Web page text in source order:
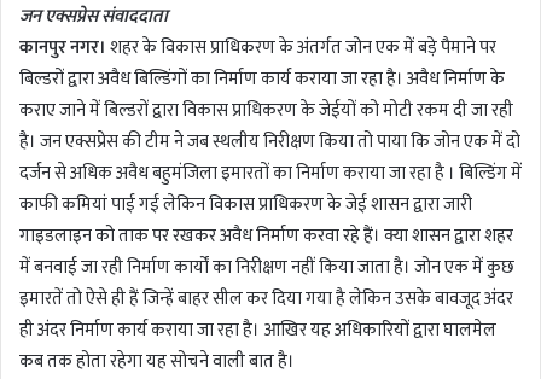
a
n
e
m
a
i
l
जन एक्सप्रेस संवाददाता
कानपुर नगर। शहर के विकास प्राधिकरण के अंतर्गत जोन एक में बड़े पैमाने पर
बिल्डरों द्वारा अवैध बिल्डिंगों का निर्माण कार्य कराया जा रहा है। अवैध निर्माण के
कराए जाने में बिल्डरों द्वारा विकास प्राधिकरण के जेईयों को मोटी रकम दी जा रही
है। जन एक्सप्रेस की टीम ने जब स्थलीय निरीक्षण किया तो पाया कि जोन एक में दो
दर्जन से अधिक अवैध बहुमंजिला इमारतों का निर्माण कराया जा रहा है । बिल्डिंग में
काफी कमियां पाई गई लेकिन विकास प्राधिकरण के जेई शासन द्वारा जारी
गाइडलाइन को ताक पर रखकर अवैध निर्माण करवा रहे हैं। क्या शासन द्वारा शहर
में बनवाई जा रही निर्माण कार्यों का निरीक्षण नहीं किया जाता है। जोन एक में कुछ
इमारतें तो ऐसे ही हैं जिन्हें बाहर सील कर दिया गया है लेकिन उसके बावजूद अंदर
ही अंदर निर्माण कार्य कराया जा रहा है। आखिर यह अधिकारियों द्वारा घालमेल
कब तक होता रहेगा यह सोचने वाली बात है।